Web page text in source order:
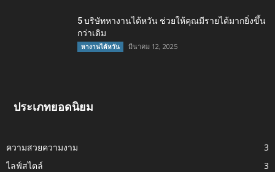
5 บริษัทหางานไต้หวัน ช่วยให้คุณมีรายได้มากยิ่งขึ้น
กว่าเดิม
หางานไต้หวัน มีนาคม 12, 2025
ประเภทยอดนิยม
ความสวยความงาม
3
ไลฟ์สไตล์
3